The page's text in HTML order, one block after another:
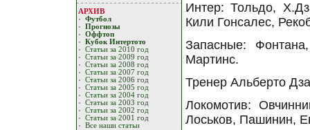
АРХИВ
Футбол
Прогнозы
Оффтоп
Кубoк Интертoтo
Статьи за 2010 год
Статьи за 2009 год
Статьи за 2008 год
Статьи за 2007 год
Статьи за 2006 год
Статьи за 2005 год
Статьи за 2004 год
Статьи за 2003 год
Статьи за 2002 год
Статьи за 2001 год
Все наши статьи
Интер: Тольдо,
Кили Гонсалес,
Запасные:
Мартинс.
Тренер Альберто
Локомотив:
Лоськов, Пашинин,